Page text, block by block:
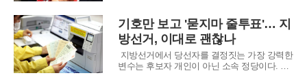
송언석 원내대표를 비롯한 주요 당직자들은 수
원에 위치한 경기도당에서 필승결의대회를 열
고 보수 진영의 결속을 다졌다. 이번 행사는 당
내 계파를 불문하고 주요 인사들이 한자리에
기호만 보고 '묻지마 줄투표'… 지
방선거, 이대로 괜찮나
지방선거에서 당선자를 결정짓는 가장 강력한
변수는 후보자 개인이 아닌 소속 정당이다. 과